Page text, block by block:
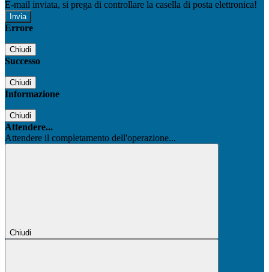
E-mail inviata, si prega di controllare la casella di posta elettronica!
Errore
Chiudi
Successo
Chiudi
Informazione
Chiudi
Attendere...
Attendere il completamento dell'operazione...
Chiudi